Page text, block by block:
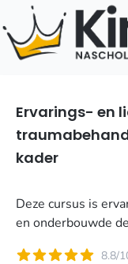
Ervarings- en
kader
Deze cursus is
en onderbouwde
8.8/